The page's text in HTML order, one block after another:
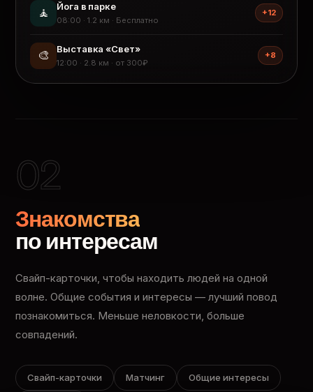
🧘 Йога в парке
08:00 · 1.2 км · Бесплатно
+12
🎨 Выставка «Свет»
12:00 · 2.8 км · от 300₽
+8
02
Знакомства
по интересам
Свайп-карточки, чтобы находить людей на одной
волне. Общие события и интересы — лучший повод
познакомиться. Меньше неловкости, больше
совпадений.
Свайп-карточки Матчинг Общие интересы